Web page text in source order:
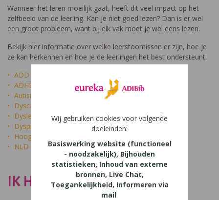
Wanneer het leren moeilijk gaat, heeft dit veel impact op het
zelfbeeld van de leerling. Kan je niet goed lezen? Dan is er wel
een groot probleem, want bij elk vak moet je wel eens lezen.
Bekijk hier informatie over welke leerstoornissen er zijn, hoe je
ze kan herkennen en hoe je de leerlingen het best ondersteunt.
ADD
ADHD
Autisme
Dyscalculie
Dyslexie
Dyspraxie
Hoogbegaafdheid
NLD
IK HEET NIET DOM
Wij gebruiken cookies voor volgende
doeleinden:
Basiswerking website (functioneel
- noodzakelijk), Bijhouden
statistieken, Inhoud van externe
bronnen, Live Chat,
Toegankelijkheid, Informeren via
mail.